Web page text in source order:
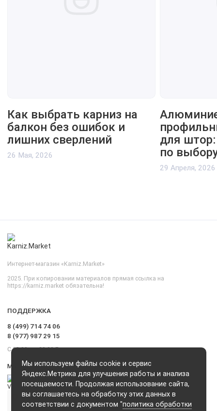
Как выбрать карниз на
балкон без ошибок и
лишних сверлений
26 Мая, 2026
для
по
29 Апреля, 2026
Мы используем файлы cookie и сервис
Яндекс.Метрика для улучшения работы и анализа
посещаемости. Продолжая использование сайта,
вы соглашаетесь на обработку этих данных в
соответствии с документом "политика обработки
Интернет-магазин «Karniz.Market»
2025. При копировании материалов прямая ссылка на
https://karniz.market обязательна!
ПОДДЕРЖКА
8 (499) 714 74 06
8 (977) 987 29 15
С 09.00 до 20.00 Без выходных и перерывов
Мы в сети